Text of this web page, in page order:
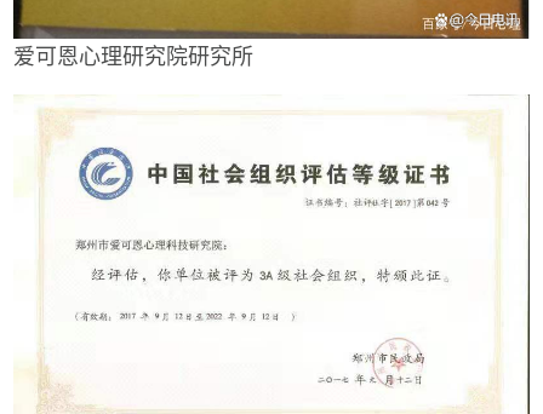
爱可恩心理研究院研究所